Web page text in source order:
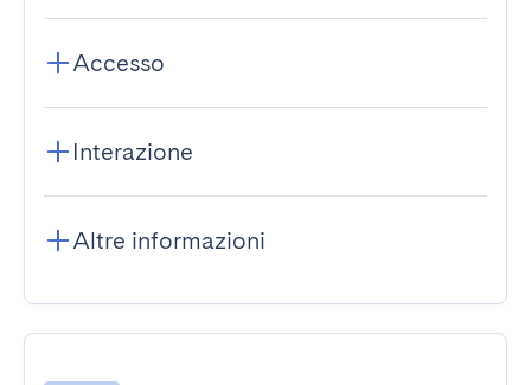
Accesso
Interazione
Altre informazioni